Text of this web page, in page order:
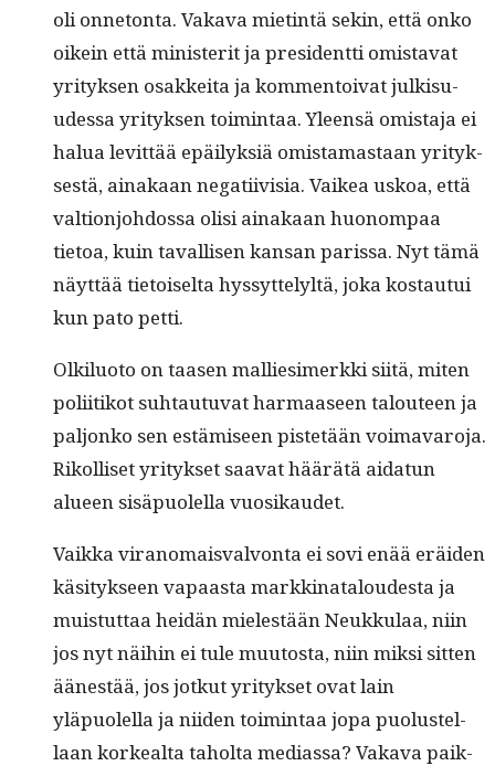
oli onneton­ta. Vaka­va miet­intä sekin, että onko
oikein että min­is­ter­it ja pres­i­dent­ti omis­ta­vat
yri­tyk­sen osakkei­ta ja kom­men­toi­vat julk­isu­
udessa yri­tyk­sen toim­intaa. Yleen­sä omis­ta­ja ei
halua levit­tää epäi­lyk­siä omis­ta­mas­taan yri­tyk­
ses­tä, ainakaan negati­ivisia. Vaikea uskoa, että
val­tion­jo­h­dos­sa olisi ainakaan huonom­paa
tietoa, kuin taval­lisen kansan paris­sa. Nyt tämä
näyt­tää tietoiselta hyssyt­te­lyltä, joka kostau­tui
kun pato petti.
Olk­ilu­o­to on taasen mallies­imerk­ki siitä, miten
poli­itikot suh­tau­tu­vat har­maaseen talouteen ja
paljonko sen estämiseen pis­tetään voimavaro­ja.
Rikol­liset yri­tyk­set saa­vat häärätä aidatun
alueen sisäpuolel­la vuosikaudet.
Vaik­ka vira­nomais­valvon­ta ei sovi enää eräi­den
käsi­tyk­seen vapaas­ta markki­na­t­aloud­es­ta ja
muis­tut­taa hei­dän mielestään Neukku­laa, niin
jos nyt näi­hin ei tule muu­tos­ta, niin mik­si sit­ten
äänestää, jos jotkut yri­tyk­set ovat lain
yläpuolel­la ja niiden toim­intaa jopa puo­lus­tel­
laan korkeal­ta tahol­ta medi­as­sa? Vaka­va paik­